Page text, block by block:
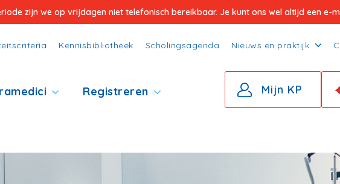
zijn we op vrijdagen niet telefonisch bereikbaar. Je kunt ons wel altijd een e-
Kennisbibliotheek Scholingsagenda Nieuws en praktijk
Registreren Mijn KP